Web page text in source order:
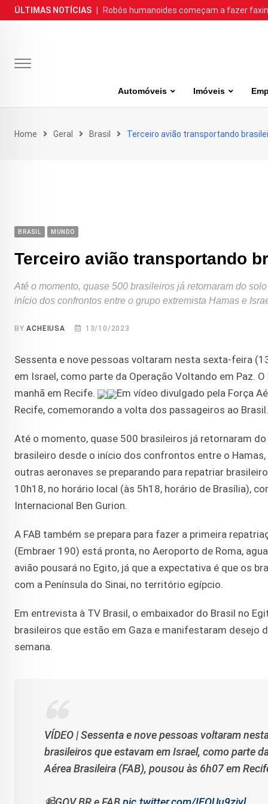
Skip
to
ÚLTIMAS NOTÍCIAS Robôs humanoides começam a fazer
Automóveis Imóveis
Home Geral Brasil Terceiro avião transportando
BRASIL MUNDO
Terceiro avião transportando
Até o momento, quase 500 brasileiros já retornaram do
início dos confrontos entre o grupo extremista Hamas e
BYACHEIUSA 13/10/2023
Sessenta e nove pessoas voltaram nesta sexta-feira
em Israel, como parte da Operação Voltando em Paz.
manhã em Recife.
Em vídeo divulgado pela Força
Recife, comemorando a volta dos passageiros ao Brasil.
Até o momento, quase 500 brasileiros já retornaram
brasileiro desde o início dos confrontos entre o
outras aeronaves se preparando para repatriar
10h18, no horário local (às 5h18, horário de Brasília),
Internacional Ben Gurion.
A FAB também se prepara para fazer a primeira
(Embraer 190) está pronta, no Aeroporto de Roma,
avião pousará no Egito, já que a expectativa é que os
com a Península do Sinai, no território egípcio.
Em entrevista à TV Brasil, o embaixador do Brasil no
brasileiros que estão em Gaza e manifestaram desejo
semana.
VÍDEO | Sessenta e nove pessoas voltaram
brasileiros que estavam em Israel, como parte
Aérea Brasileira (FAB), pousou às 6h07 em